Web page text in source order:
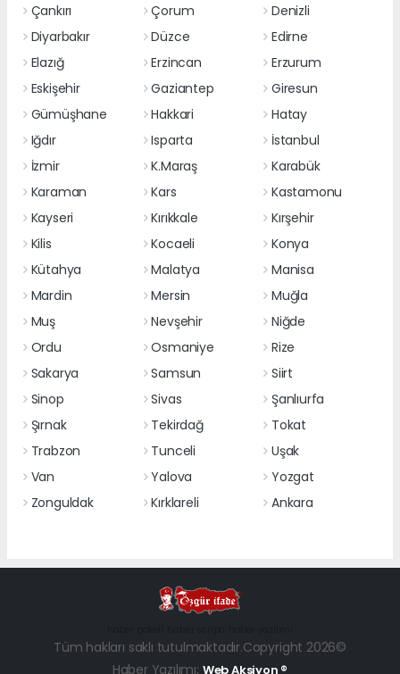
Çankırı
Çorum
Denizli
Diyarbakır
Düzce
Edirne
Elazığ
Erzincan
Erzurum
Eskişehir
Gaziantep
Giresun
Gümüşhane
Hakkari
Hatay
Iğdır
Isparta
İstanbul
İzmir
K.Maraş
Karabük
Karaman
Kars
Kastamonu
Kayseri
Kırıkkale
Kırşehir
Kilis
Kocaeli
Konya
Kütahya
Malatya
Manisa
Mardin
Mersin
Muğla
Muş
Nevşehir
Niğde
Ordu
Osmaniye
Rize
Sakarya
Samsun
Siirt
Sinop
Sivas
Şanlıurfa
Şırnak
Tekirdağ
Tokat
Trabzon
Tunceli
Uşak
Van
Yalova
Yozgat
Zonguldak
Kırklareli Ankara
Tüm hakları saklı tutulmaktadır.Copyright 2026©
Haber Yazılımı: Web Aksiyon ®